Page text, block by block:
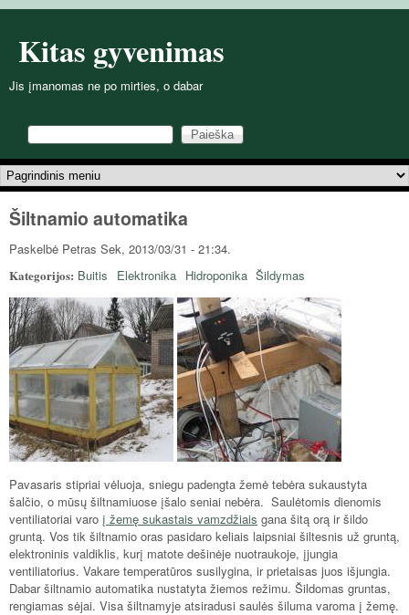
Kitas gyvenimas
Jis įmanomas ne po mirties, o dabar
Paieškos forma
Paieška
Pagrindinis meniu
Šiltnamio automatika
Paskelbė Petras Sek, 2013/03/31 - 21:34.
Kategorijos: Buitis Elektronika Hidroponika Šildymas
Pavasaris stipriai vėluoja, sniegu padengta žemė tebėra sukaustyta
šalčio, o mūsų šiltnamiuose įšalo seniai nebėra. Saulėtomis dienomis
ventiliatoriai varo į žemę sukastais vamzdžiais gana šitą orą ir šildo
gruntą. Vos tik šiltnamio oras pasidaro keliais laipsniai šiltesnis už gruntą,
elektroninis valdiklis, kurį matote dešinėje nuotraukoje, įjungia
ventiliatorius. Vakare temperatūros susilygina, ir prietaisas juos išjungia.
Dabar šiltnamio automatika nustatyta žiemos režimu. Šildomas gruntas,
rengiamas sėjai. Visa šiltnamyje atsiradusi saulės šiluma varoma į žemę.